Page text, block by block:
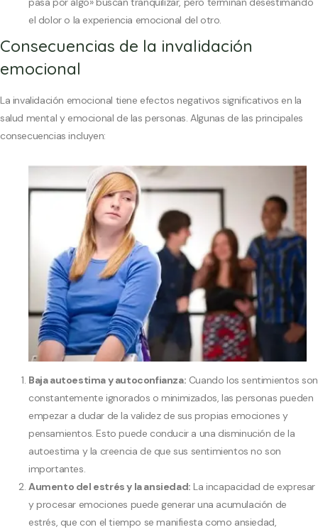
el dolor o la experiencia emocional del otro.
Consecuencias de la invalidación
emocional
La invalidación emocional tiene efectos negativos significativos en la
salud mental y emocional de las personas. Algunas de las principales
consecuencias incluyen:
Baja autoestima y autoconfianza: Cuando los sentimientos son
constantemente ignorados o minimizados, las personas pueden
empezar a dudar de la validez de sus propias emociones y
pensamientos. Esto puede conducir a una disminución de la
autoestima y la creencia de que sus sentimientos no son
importantes.
Aumento del estrés y la ansiedad: La incapacidad de expresar
y procesar emociones puede generar una acumulación de
estrés, que con el tiempo se manifiesta como ansiedad,